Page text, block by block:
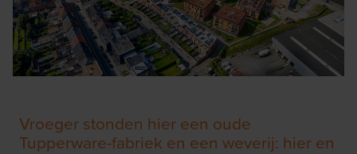
Vroeger stonden hier een oude
Tupperware-fabriek en een weverij: hier en